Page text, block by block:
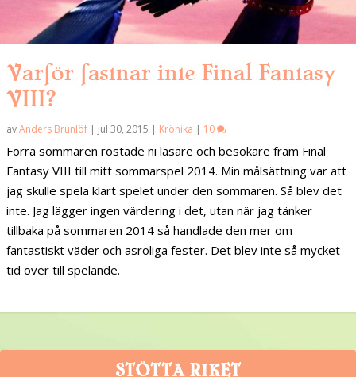
Varför fastnar inte Final Fantasy
VIII?
avAnders Brunlöf jul 30, 2015 Krönika 10
Förra sommaren röstade ni läsare och besökare fram Final
Fantasy VIII till mitt sommarspel 2014. Min målsättning var att
jag skulle spela klart spelet under den sommaren. Så blev det
inte. Jag lägger ingen värdering i det, utan när jag tänker
tillbaka på sommaren 2014 så handlade den mer om
fantastiskt väder och asroliga fester. Det blev inte så mycket
tid över till spelande.
STÖTTA RIKET